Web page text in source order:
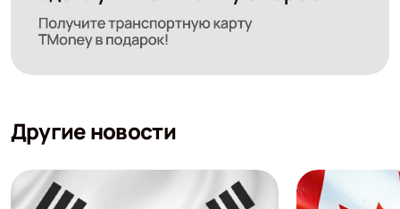
Другие новости